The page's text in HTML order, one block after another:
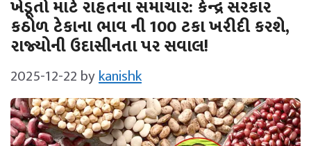
ખેડૂતો માટે રાહતના સમાચાર: કેન્દ્ર સરકાર
કઠોળ ટેકાના ભાવ ની 100 ટકા ખરીદી કરશે,
રાજ્યોની ઉદાસીનતા પર સવાલ!
2025-12-22 bykanishk